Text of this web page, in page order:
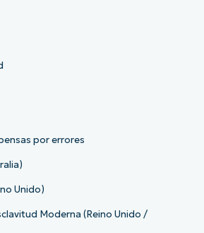
por errores
Unido)
Moderna (Reino Unido /